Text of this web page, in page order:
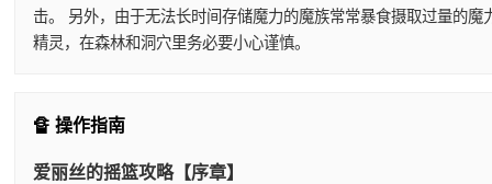
击。 另外，由于无法长时间存储魔力的魔族常常暴食摄取过量的
精灵，在森林和洞穴里务必要小心谨慎。
🔏 操作指南
爱丽丝的摇篮攻略【序章】